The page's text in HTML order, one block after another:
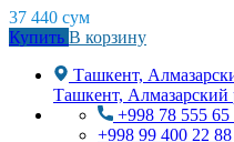
37 440 сум
Купить В корзину
Ташкент,
Ташкент,
+998 78 555 65
+998 99 400 22 88